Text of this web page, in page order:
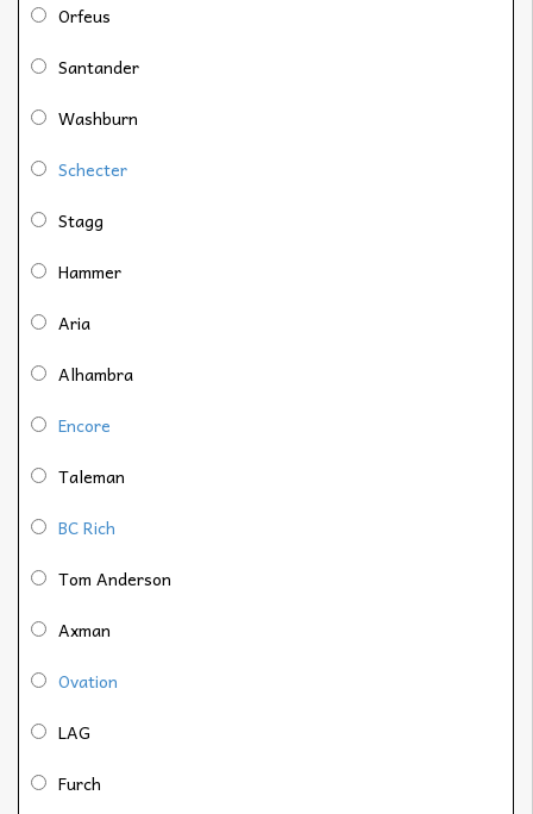
Orfeus
Santander
Washburn
Schecter
Stagg
Hammer
Aria
Alhambra
Encore
Taleman
BC Rich
Tom Anderson
Axman
Ovation
LAG
Furch